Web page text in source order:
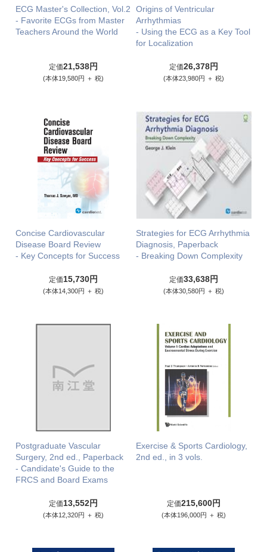
ECG Master's Collection, Vol.2
- Favorite ECGs from Master
Teachers Around the World
定価21,538円
(本体19,580円 ＋ 税)
Origins of Ventricular
Arrhythmias
- Using the ECG as a Key Tool
for Localization
定価26,378円
(本体23,980円 ＋ 税)
Concise Cardiovascular
Disease Board Review
- Key Concepts for Success
定価15,730円
(本体14,300円 ＋ 税)
Strategies for ECG Arrhythmia
Diagnosis, Paperback
- Breaking Down Complexity
定価33,638円
(本体30,580円 ＋ 税)
Postgraduate Vascular
Surgery, 2nd ed., Paperback
- Candidate's Guide to the
FRCS and Board Exams
定価13,552円
(本体12,320円 ＋ 税)
Exercise & Sports Cardiology,
2nd ed., in 3 vols.
定価215,600円
(本体196,000円 ＋ 税)